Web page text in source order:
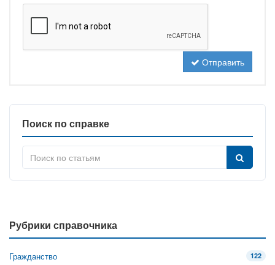
Отправить
Поиск по справке
Рубрики справочника
Гражданство 122